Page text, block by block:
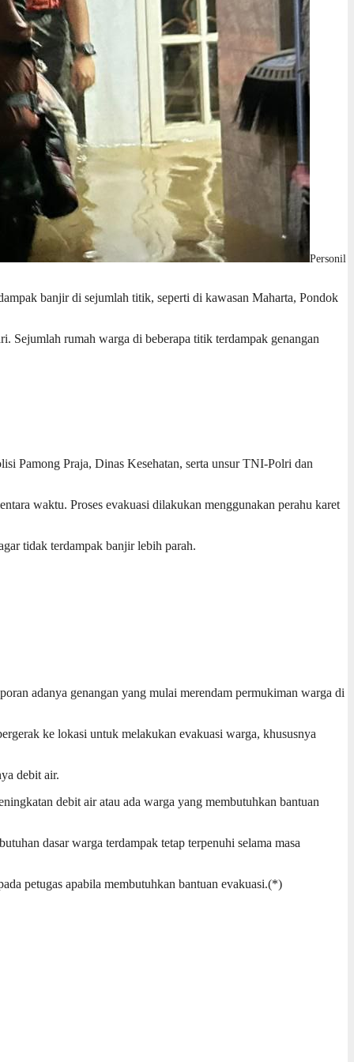
Personil
banjir di sejumlah titik, seperti di kawasan Maharta, Pondok
Sejumlah rumah warga di beberapa titik terdampak genangan
Pamong Praja, Dinas Kesehatan, serta unsur TNI-Polri dan
waktu. Proses evakuasi dilakukan menggunakan perahu karet
tidak terdampak banjir lebih parah.
adanya genangan yang mulai merendam permukiman warga di
ke lokasi untuk melakukan evakuasi warga, khususnya
debit air.
debit air atau ada warga yang membutuhkan bantuan
dasar warga terdampak tetap terpenuhi selama masa
petugas apabila membutuhkan bantuan evakuasi.(*)